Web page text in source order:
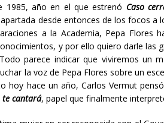
1985, año en el que estrenó Caso
desde entonces de los focos a
a la Academia, Pepa Flores
y por ello quiero darle las
parece indicar que viviremos un
la voz de Pepa Flores sobre un
hoy hace un año, Carlos Vermut
te cantará, papel que finalmente